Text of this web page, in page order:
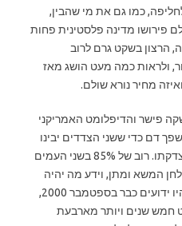
כמו גם את מי שהבין,
פירושו מדינה פלסטינית פחות
לא פחות מזה, הרצון בשקט גרם לרוב
ולראות כמה מעט הושג מאז
פישר והדיפלומט האמריקני
דם כדי ששני הצדדים יבינו
את הצורך בהסדר, קיבל הוכחה לצדקתו. רוב של 85% בשני העמים
המשא ומתן, וידע מה יהיה
בסופו. כל הפתרונות האפשריים היו ידועים כבר בספטמבר 2000,
חמש שנים ויותר מארבעת